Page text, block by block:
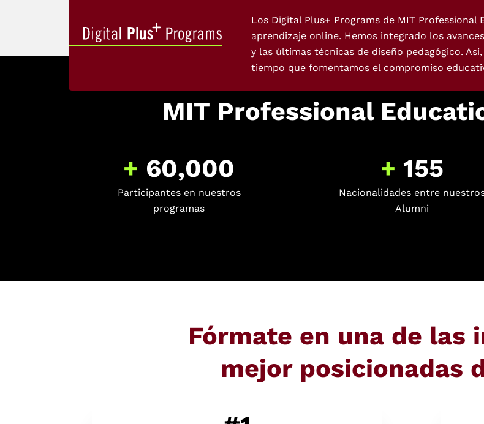
Los Digital Plus+ Programs de MIT
aprendizaje online. Hemos integrado los
y las últimas técnicas de diseño pedagógico.
tiempo que fomentamos el compromiso
MIT Professional
+ 60,000
Participantes en nuestros
programas
+ 155
Nacionalidades entre
Alumni
Fórmate en una de las
mejor posicionadas